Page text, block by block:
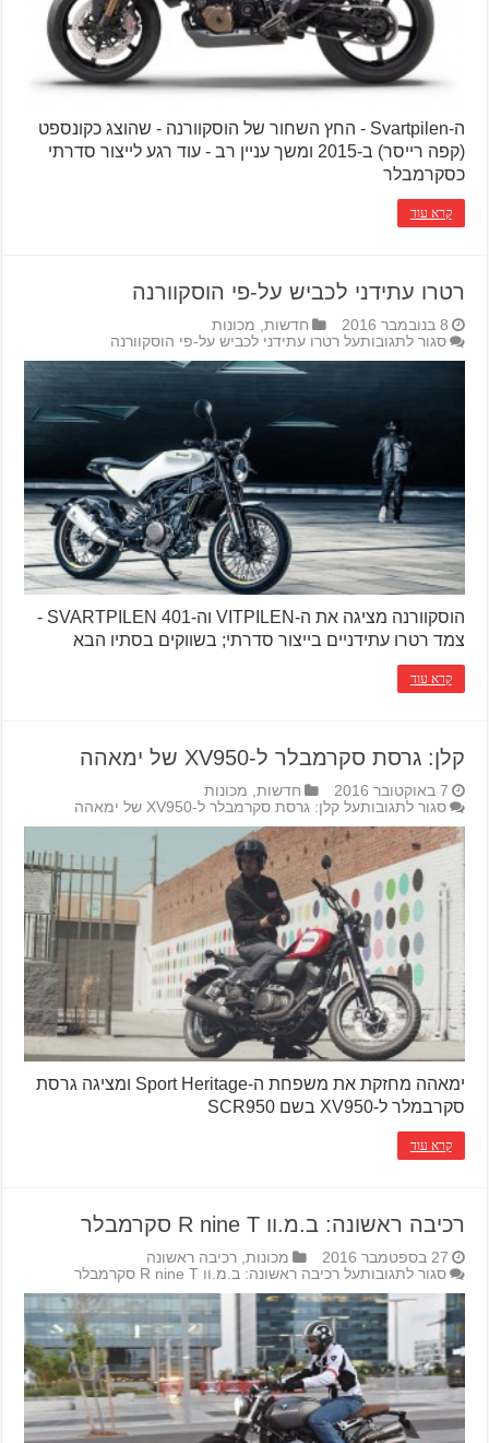
ה-Svartpilen - החץ השחור של הוסקוורנה - שהוצג כקונספט
(קפה רייסר) ב-2015 ומשך עניין רב - עוד רגע לייצור סדרתי
כסקרמבלר
קרא עוד
רטרו עתידני לכביש על-פי הוסקוורנה
8 בנובמבר 2016 חדשות מכונות
סגור לתגובותעל רטרו עתידני לכביש על-פי הוסקוורנה
הוסקוורנה מציגה את ה-VITPILEN וה-SVARTPILEN 401 -
צמד רטרו עתידניים בייצור סדרתי; בשווקים בסתיו הבא
קרא עוד
קלן: גרסת סקרמבלר ל-XV950 של ימאהה
7 באוקטובר 2016 חדשות, מכונות
סגור לתגובותעל קלן: גרסת סקרמבלר ל-XV950 של ימאהה
ימאהה מחזקת את משפחת ה-Sport Heritage ומציגה גרסת
סקרבמלר ל-XV950 בשם SCR950
קרא עוד
רכיבה ראשונה: ב.מ.וו R nine T סקרמבלר
27 בספטמבר 2016 מכונות,רכיבה ראשונה
סגור לתגובותעל רכיבה ראשונה: ב.מ.וו R nine T סקרמבלר